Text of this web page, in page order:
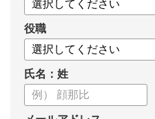
・ 1on1 の基本アジェンダと質
についてまとめましたので、ぜ
役職
氏名：姓